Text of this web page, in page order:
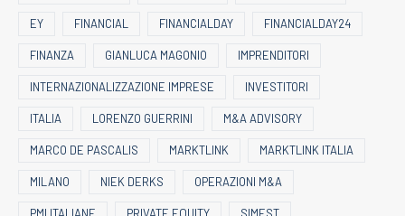
EY FINANCIAL FINANCIALDAY FINANCIALDAY24
FINANZA GIANLUCA MAGONIO IMPRENDITORI
INTERNAZIONALIZZAZIONE IMPRESE INVESTITORI
ITALIA LORENZO GUERRINI M&A ADVISORY
MARCO DE PASCALIS MARKTLINK MARKTLINK ITALIA
MILANO NIEK DERKS OPERAZIONI M&A
PMI ITALIANE PRIVATE EQUITY SIMEST